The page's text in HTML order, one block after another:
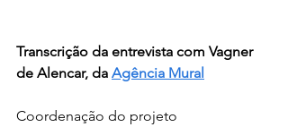
Transcrição da entrevista com Vagner
de Alencar, da Agência Mural
Coordenação do projeto